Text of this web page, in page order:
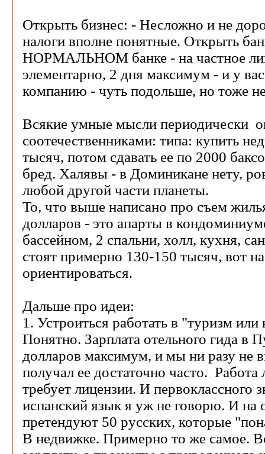
Открыть бизнес: - Несложно и не
налоги вполне понятные. Открыть
НОРМАЛЬНОМ банке - на частное
элементарно, 2 дня максимум - и у
компанию - чуть подольше, но тоже
Всякие умные мысли периодически
соотечественниками: типа: купить
тысяч, потом сдавать ее по 2000
бред. Халявы - в Доминикане нету,
любой другой части планеты.
То, что выше написано про съем
долларов - это апарты в
бассейном, 2 спальни, холл, кухня,
стоят примерно 130-150 тысяч, вот
ориентироваться.
Дальше про идеи:
1. Устроиться работать в "туризм
Понятно. Зарплата отельного гида в
долларов максимум, и мы ни разу не
получал ее достаточно часто.
требует лицензии. И первоклассного
испанский язык я уж не говорю. И на
претендуют 50 русских, которые
В недвижке. Примерно то же самое.